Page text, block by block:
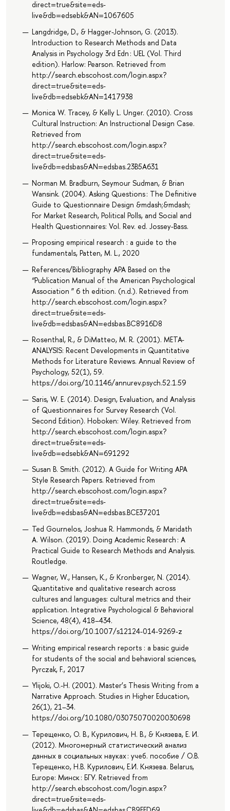
direct=true&site=eds-
live&db=edsebk&AN=1067605
Langdridge, D., & Hagger-Johnson, G. (2013).
Introduction to Research Methods and Data
Analysis in Psychology 3rd Edn : UEL (Vol. Third
edition). Harlow: Pearson. Retrieved from
http://search.ebscohost.com/login.aspx?
direct=true&site=eds-
live&db=edsebk&AN=1417938
Monica W. Tracey, & Kelly L. Unger. (2010). Cross
Cultural Instruction: An Instructional Design Case.
Retrieved from
http://search.ebscohost.com/login.aspx?
direct=true&site=eds-
live&db=edsbas&AN=edsbas.23B5A631
Norman M. Bradburn, Seymour Sudman, & Brian
Wansink. (2004). Asking Questions : The Definitive
Guide to Questionnaire Design &mdash;&mdash;
For Market Research, Political Polls, and Social and
Health Questionnaires: Vol. Rev. ed. Jossey-Bass.
Proposing empirical research : a guide to the
fundamentals, Patten, M. L., 2020
References/Bibliography APA Based on the
“Publication Manual of the American Psychological
Association ” 6 th edition. (n.d.). Retrieved from
http://search.ebscohost.com/login.aspx?
direct=true&site=eds-
live&db=edsbas&AN=edsbas.BC8916D8
Rosenthal, R., & DiMatteo, M. R. (2001). META-
ANALYSIS: Recent Developments in Quantitative
Methods for Literature Reviews. Annual Review of
Psychology, 52(1), 59.
https://doi.org/10.1146/annurev.psych.52.1.59
Saris, W. E. (2014). Design, Evaluation, and Analysis
of Questionnaires for Survey Research (Vol.
Second Edition). Hoboken: Wiley. Retrieved from
http://search.ebscohost.com/login.aspx?
direct=true&site=eds-
live&db=edsebk&AN=691292
Susan B. Smith. (2012). A Guide for Writing APA
Style Research Papers. Retrieved from
http://search.ebscohost.com/login.aspx?
direct=true&site=eds-
live&db=edsbas&AN=edsbas.BCE37201
Ted Gournelos, Joshua R. Hammonds, & Maridath
A. Wilson. (2019). Doing Academic Research : A
Practical Guide to Research Methods and Analysis.
Routledge.
Wagner, W., Hansen, K., & Kronberger, N. (2014).
Quantitative and qualitative research across
cultures and languages: cultural metrics and their
application. Integrative Psychological & Behavioral
Science, 48(4), 418–434.
https://doi.org/10.1007/s12124-014-9269-z
Writing empirical research reports : a basic guide
for students of the social and behavioral sciences,
Pyrczak, F., 2017
Ylijoki, O.-H. (2001). Master’s Thesis Writing from a
Narrative Approach. Studies in Higher Education,
26(1), 21–34.
https://doi.org/10.1080/03075070020030698
Терещенко, О. В., Курилович, Н. В., & Князева, Е. И.
(2012). Многомерный статистический анализ
данных в социальных науках : учеб. пособие / О.В.
Терещенко, Н.В. Курилович, Е.И. Князева. Belarus,
Europe: Минск : БГУ. Retrieved from
http://search.ebscohost.com/login.aspx?
direct=true&site=eds-